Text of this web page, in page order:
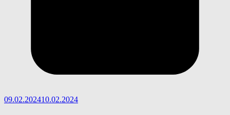
09.02.202410.02.2024